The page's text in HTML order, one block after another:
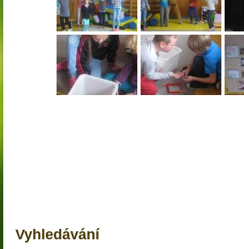
Vyhledávání